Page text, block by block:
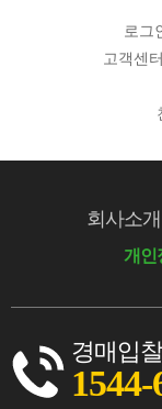
로그
고객센터
회사소개
개인
경매입
1544-